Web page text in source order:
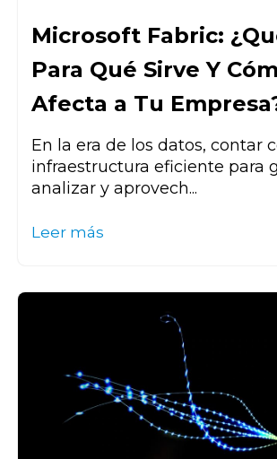
Microsoft Fabric:
Para Qué Sirve Y
Afecta a Tu
En la era de los datos, contar
infraestructura eficiente para
analizar y aprovech...
Leer más